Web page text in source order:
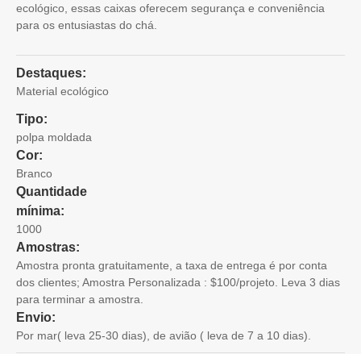
ecológico, essas caixas oferecem segurança e conveniência
para os entusiastas do chá.
Destaques:
Material ecológico
Tipo:
polpa moldada
Cor:
Branco
Quantidade
mínima:
1000
Amostras:
Amostra pronta gratuitamente, a taxa de entrega é por conta
dos clientes; Amostra Personalizada : $100/projeto. Leva 3 dias
para terminar a amostra.
Envio:
Por mar( leva 25-30 dias), de avião ( leva de 7 a 10 dias).